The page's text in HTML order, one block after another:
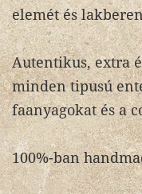
elemét és
Autentikus, extra
minden tipusú
faanyagokat és a
100%-ban